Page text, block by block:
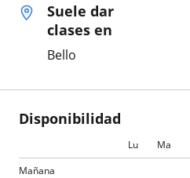
Suele dar
clases en
Bello
Disponibilidad
Lu Ma
Mañana